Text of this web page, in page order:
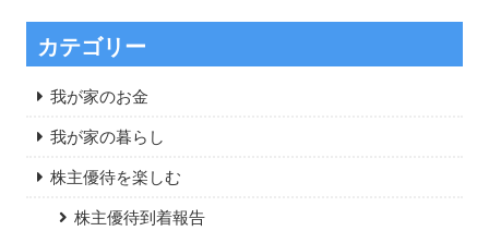
カテゴリー
我が家のお金
我が家の暮らし
株主優待を楽しむ
株主優待到着報告